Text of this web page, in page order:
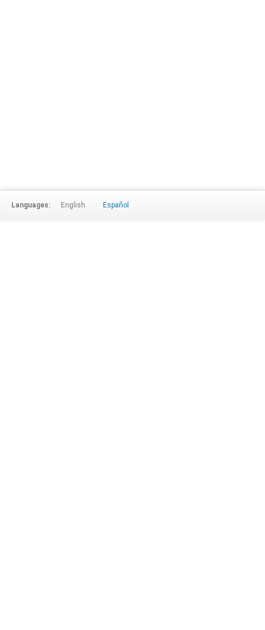
Languages: English Español